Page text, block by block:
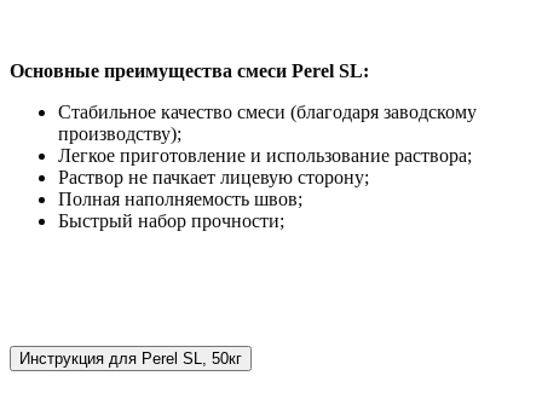
Основные преимущества смеси Perel SL:
Стабильное качество смеси (благодаря заводскому
производству);
Легкое приготовление и использование раствора;
Раствор не пачкает лицевую сторону;
Полная наполняемость швов;
Быстрый набор прочности;
Инструкция для Perel SL, 50кг